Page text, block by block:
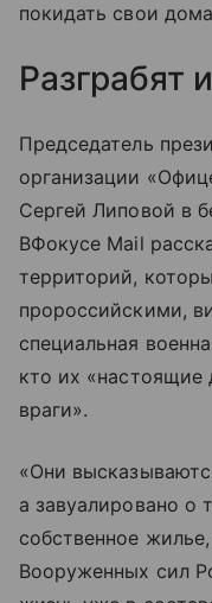
покидать свои
Разграбят
Председатель
организации
Сергей Липовой в
ВФокусе Mail
территорий,
пророссийскими,
специальная
кто их
враги».
«Они
а завуалировано о
собственное
Вооруженных сил